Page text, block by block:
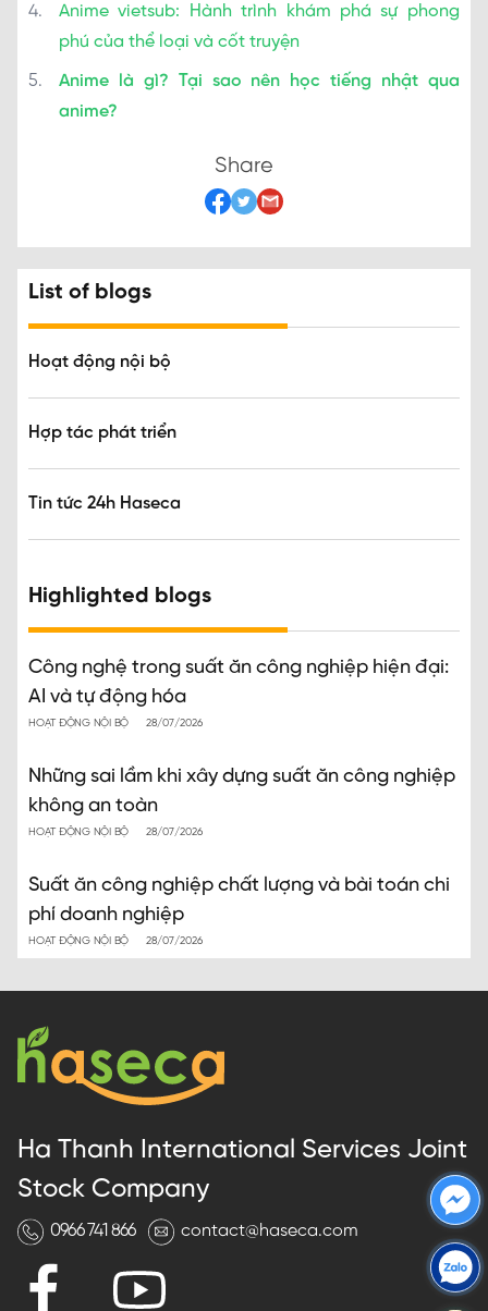
Anime vietsub: Hành trình khám phá sự phong
phú của thể loại và cốt truyện
Anime là gì? Tại sao nên học tiếng nhật qua
anime?
Share
List of blogs
Hoạt động nội bộ
Hợp tác phát triển
Tin tức 24h Haseca
Highlighted blogs
Công nghệ trong suất ăn công nghiệp hiện đại:
AI và tự động hóa
HOẠT ĐỘNG NỘI BỘ 28/07/2026
Những sai lầm khi xây dựng suất ăn công nghiệp
không an toàn
HOẠT ĐỘNG NỘI BỘ 28/07/2026
Suất ăn công nghiệp chất lượng và bài toán chi
phí doanh nghiệp
HOẠT ĐỘNG NỘI BỘ 28/07/2026
Ha Thanh International Services Joint
Stock Company
0966 741 866 contact@haseca.com